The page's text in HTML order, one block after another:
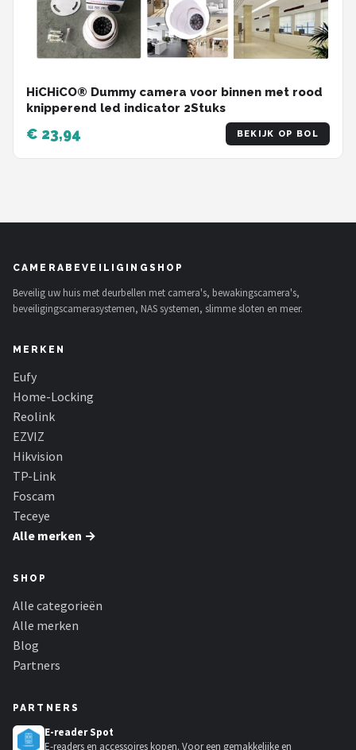
HiCHiCO® Dummy camera voor binnen met rood
knipperend led indicator 2Stuks
€ 23,94 BEKIJK OP BOL
CAMERABEVEILIGINGSHOP
Beveilig uw huis met deurbellen met camera's, bewakingscamera's,
beveiligingscamerasystemen, NAS systemen, slimme sloten en meer.
MERKEN
Eufy
Home-Locking
Reolink
EZVIZ
Hikvision
TP-Link
Foscam
Teceye
Alle merken →
SHOP
Alle categorieën
Alle merken
Blog
Partners
PARTNERS
E-reader Spot
E-readers en accessoires kopen. Voor een gemakkelijke en